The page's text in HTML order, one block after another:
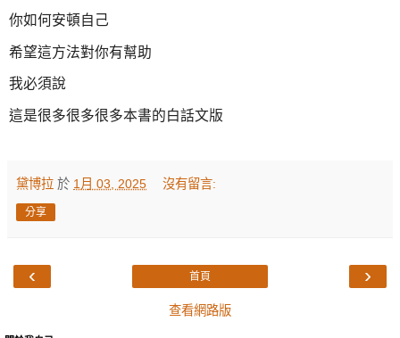
你如何安頓自己
希望這方法對你有幫助
我必須說
這是很多很多很多本書的白話文版
黛博拉 於 1月 03, 2025 沒有留言:
分享
‹ ›
首頁
查看網路版